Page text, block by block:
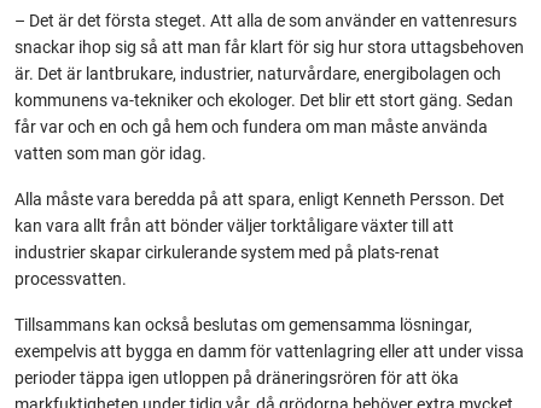
– Det är det första steget. Att alla de som använder en vattenresurs
snackar ihop sig så att man får klart för sig hur stora uttagsbehoven
är. Det är lantbrukare, industrier, naturvårdare, energibolagen och
kommunens va-tekniker och ekologer. Det blir ett stort gäng. Sedan
får var och en och gå hem och fundera om man måste använda
vatten som man gör idag.
Alla måste vara beredda på att spara, enligt Kenneth Persson. Det
kan vara allt från att bönder väljer torktåligare växter till att
industrier skapar cirkulerande system med på plats-renat
processvatten.
Tillsammans kan också beslutas om gemensamma lösningar,
exempelvis att bygga en damm för vattenlagring eller att under vissa
perioder täppa igen utloppen på dräneringsrören för att öka